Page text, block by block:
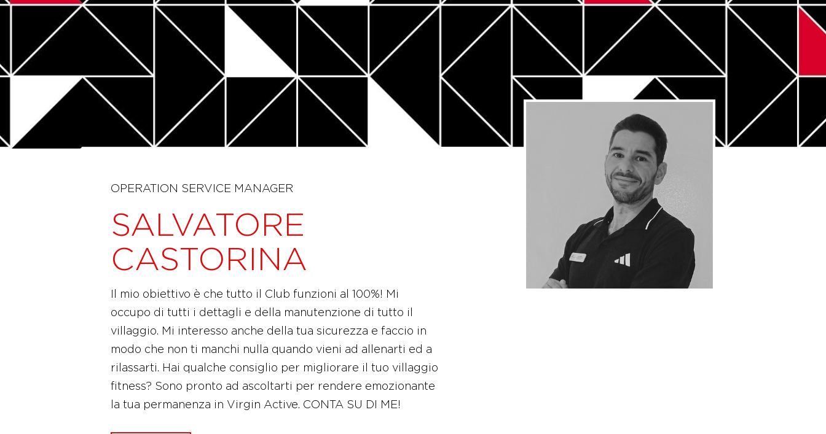
OPERATION SERVICE MANAGER
SALVATORE
CASTORINA
Il mio obiettivo è che tutto il Club funzioni al 100%! Mi
occupo di tutti i dettagli e della manutenzione di tutto il
villaggio. Mi interesso anche della tua sicurezza e faccio in
modo che non ti manchi nulla quando vieni ad allenarti ed a
rilassarti. Hai qualche consiglio per migliorare il tuo villaggio
fitness? Sono pronto ad ascoltarti per rendere emozionante
la tua permanenza in Virgin Active. CONTA SU DI ME!